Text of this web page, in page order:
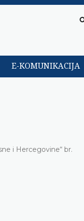
E-KOMUNIKACIJA
i Hercegovine“ br.